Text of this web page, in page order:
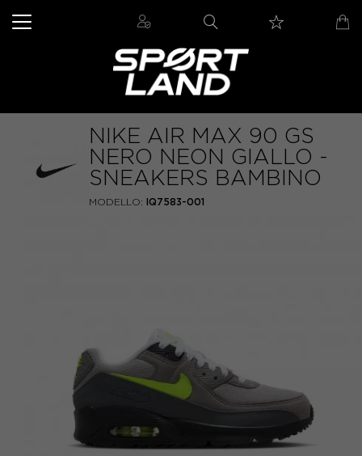
NIKE AIR MAX 90 GS
NERO NEON GIALLO -
SNEAKERS BAMBINO
MODELLO: IQ7583-001